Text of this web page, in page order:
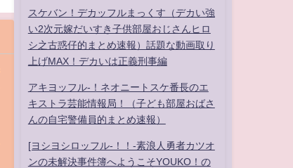
スケバン！デカッフルまっくす（デカい強
い2次元嫁だいすき子供部屋おじさんヒロ
シ之古惑仔的まとめ速報）話題な動画取り
上げMAX！デカいは正義刑事編
アキヨッフル-！ネオニートスケ番長のエ
キストラ芸能情報局！（子ども部屋おばさ
んの自宅警備員的まとめ速報）
[ヨシヨシロッフル-！！-素浪人勇者カツオ
ンの未解決事件簿へようこそYOUKO！の